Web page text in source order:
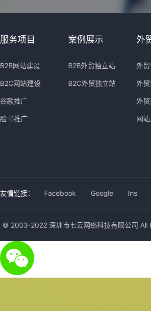
服务项目
B2B网站建设
B2C网站建设
谷歌推广
脸书推广
案例展示
B2B外贸独立站
B2C外贸独立站
外
外
外
外
网
友情链接： Facebook Google Ins
© 2003-2022 深圳市七云网络科技有限公司 All